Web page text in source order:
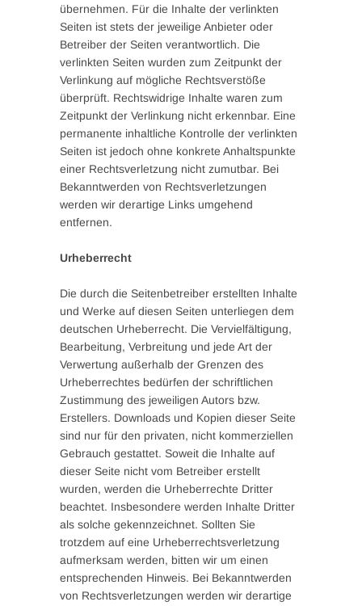
übernehmen. Für die Inhalte der verlinkten
Seiten ist stets der jeweilige Anbieter oder
Betreiber der Seiten verantwortlich. Die
verlinkten Seiten wurden zum Zeitpunkt der
Verlinkung auf mögliche Rechtsverstöße
überprüft. Rechtswidrige Inhalte waren zum
Zeitpunkt der Verlinkung nicht erkennbar. Eine
permanente inhaltliche Kontrolle der verlinkten
Seiten ist jedoch ohne konkrete Anhaltspunkte
einer Rechtsverletzung nicht zumutbar. Bei
Bekanntwerden von Rechtsverletzungen
werden wir derartige Links umgehend
entfernen.
Urheberrecht
Die durch die Seitenbetreiber erstellten Inhalte
und Werke auf diesen Seiten unterliegen dem
deutschen Urheberrecht. Die Vervielfältigung,
Bearbeitung, Verbreitung und jede Art der
Verwertung außerhalb der Grenzen des
Urheberrechtes bedürfen der schriftlichen
Zustimmung des jeweiligen Autors bzw.
Erstellers. Downloads und Kopien dieser Seite
sind nur für den privaten, nicht kommerziellen
Gebrauch gestattet. Soweit die Inhalte auf
dieser Seite nicht vom Betreiber erstellt
wurden, werden die Urheberrechte Dritter
beachtet. Insbesondere werden Inhalte Dritter
als solche gekennzeichnet. Sollten Sie
trotzdem auf eine Urheberrechtsverletzung
aufmerksam werden, bitten wir um einen
entsprechenden Hinweis. Bei Bekanntwerden
von Rechtsverletzungen werden wir derartige